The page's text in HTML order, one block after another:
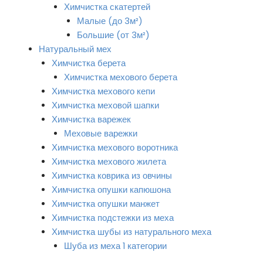
Химчистка скатертей
Малые (до 3м²)
Большие (от 3м²)
Натуральный мех
Химчистка берета
Химчистка мехового берета
Химчистка мехового кепи
Химчистка меховой шапки
Химчистка варежек
Меховые варежки
Химчистка мехового воротника
Химчистка мехового жилета
Химчистка коврика из овчины
Химчистка опушки капюшона
Химчистка опушки манжет
Химчистка подстежки из меха
Химчистка шубы из натурального меха
Шуба из меха 1 категории